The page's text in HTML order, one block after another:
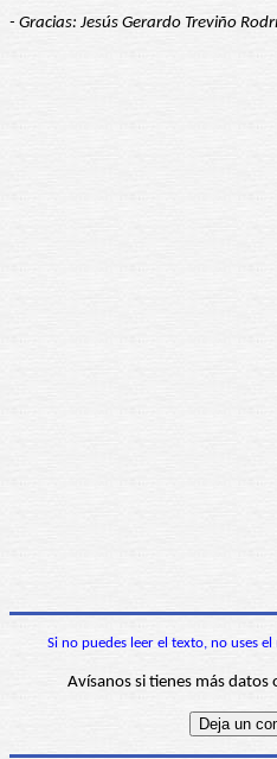
- Gracias: Jesús Gerardo Treviño
Si no puedes leer el texto, no uses
Avísanos si tienes más datos